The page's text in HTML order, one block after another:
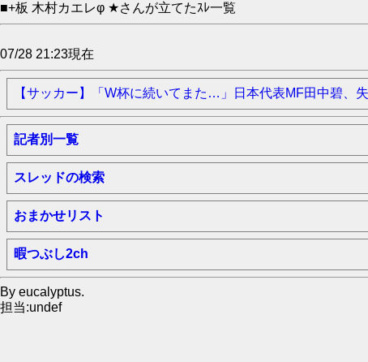
■+板 木村カエレφ ★さんが立てたｽﾚ一覧
07/28 21:23現在
【サッカー】「W杯に続いてまた…」日本代表MF田中碧、
記者別一覧
スレッドの検索
おまかせリスト
暇つぶし2ch
By eucalyptus.
担当:undef